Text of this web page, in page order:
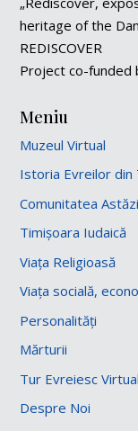
heritage of the
REDISCOVER
Project co-funded
Meniu
Muzeul Virtual
Istoria Evreilor din
Comunitatea Astăzi
Timișoara Iudaică
Viața Religioasă
Viața socială,
Personalități
Mărturii
Tur Evreiesc Virtual
Despre Noi